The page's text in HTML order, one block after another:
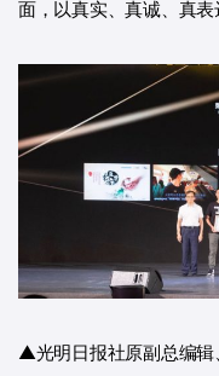
面，以真实、真诚、真表
▲光明日报社原副总编辑